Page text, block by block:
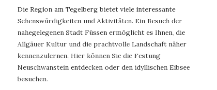
Die Region am Tegelberg bietet viele interessante
Sehenswürdigkeiten und Aktivitäten. Ein Besuch der
nahegelegenen Stadt Füssen ermöglicht es Ihnen, die
Allgäuer Kultur und die prachtvolle Landschaft näher
kennenzulernen. Hier können Sie die Festung
Neuschwanstein entdecken oder den idyllischen Eibsee
besuchen.